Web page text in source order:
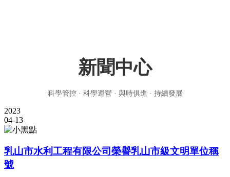
新聞中心
科學管控 · 科學運營 · 與時俱進 · 持續發展
2023
04-13
乳山市水利工程有限公司榮譽乳山市級文明單位稱
號